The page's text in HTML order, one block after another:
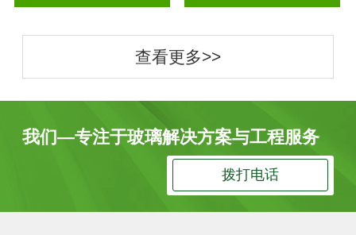
查看更多>>
我们—专注于玻璃解决方案与工程服务
拨打电话